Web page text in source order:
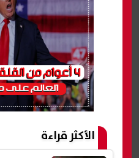
الأكثر قراءة